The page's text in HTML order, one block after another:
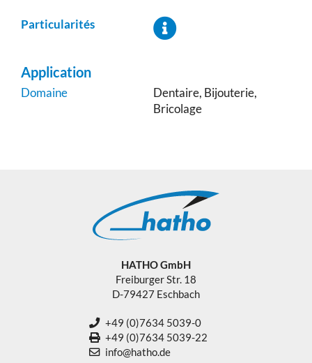
Particularités
Application
Domaine
Dentaire, Bijouterie,
Bricolage
HATHO GmbH
Freiburger Str. 18
D-79427 Eschbach
+49 (0)7634 5039-0
+49 (0)7634 5039-22
info@hatho.de